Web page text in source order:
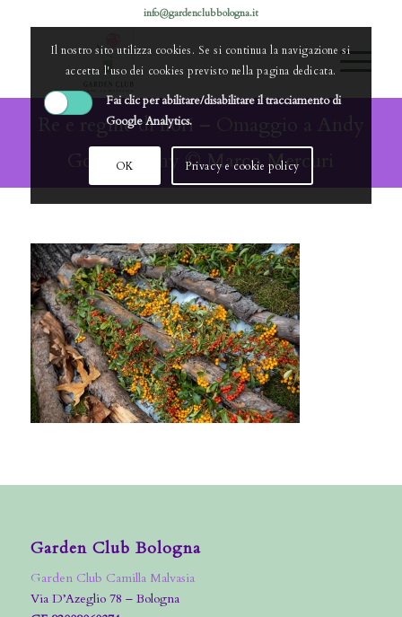
info@gardenclubbologna.it
Re e regine di fiori – Omaggio a Andy
Goldsworthy © Marco Mercuri
Garden Club Bologna
Garden Club Camilla Malvasia
Via D’Azeglio 78 – Bologna
Il nostro sito utilizza cookies. Se si continua la navigazione si
accetta l'uso dei cookies previsto nella pagina dedicata.
Fai clic per abilitare/disabilitare il tracciamento di
Google Analytics.
OK Privacy e cookie policy